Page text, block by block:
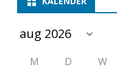
u
d
M D W